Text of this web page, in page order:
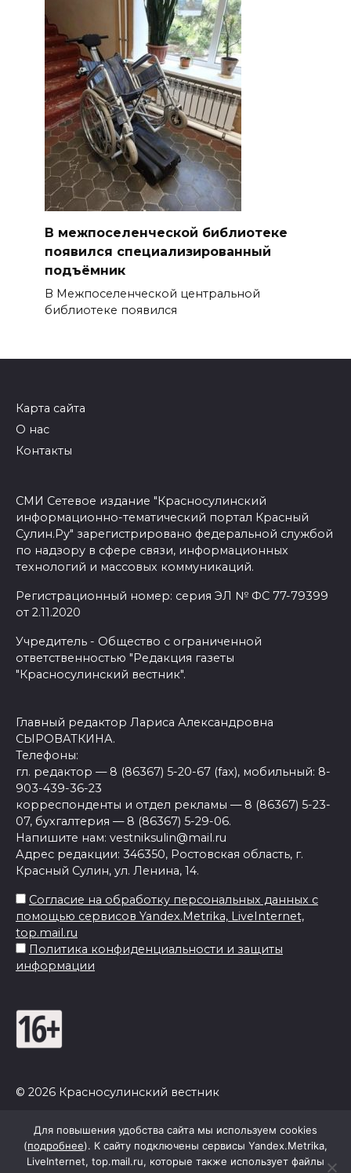
В межпоселенческой библиотеке
появился специализированный
подъёмник
В Межпоселенческой центральной
библиотеке появился
Карта сайта
О нас
Контакты
СМИ Сетевое издание "Красносулинский
информационно-тематический портал Красный
Сулин.Ру" зарегистрировано федеральной службой
по надзору в сфере связи, информационных
технологий и массовых коммуникаций.
Регистрационный номер: серия ЭЛ № ФС 77-79399
от 2.11.2020
Учредитель - Общество с ограниченной
ответственностью "Редакция газеты
"Красносулинский вестник".
Главный редактор Лариса Александровна
СЫРОВАТКИНА.
Телефоны:
гл. редактор — 8 (86367) 5-20-67 (fax), мобильный: 8-
903-439-36-23
корреспонденты и отдел рекламы — 8 (86367) 5-23-
07, бухгалтерия — 8 (86367) 5-29-06.
Напишите нам: vestniksulin@mail.ru
Адрес редакции: 346350, Ростовская область, г.
Красный Сулин, ул. Ленина, 14.
Согласие на обработку персональных данных с
помощью сервисов Yandex.Metrika, LiveInternet,
top.mail.ru
Политика конфиденциальности и защиты
информации
© 2026 Красносулинский вестник
Для повышения удобства сайта мы используем cookies
(подробнее). К сайту подключены сервисы Yandex.Metrika,
LiveInternet, top.mail.ru, которые также использует файлы